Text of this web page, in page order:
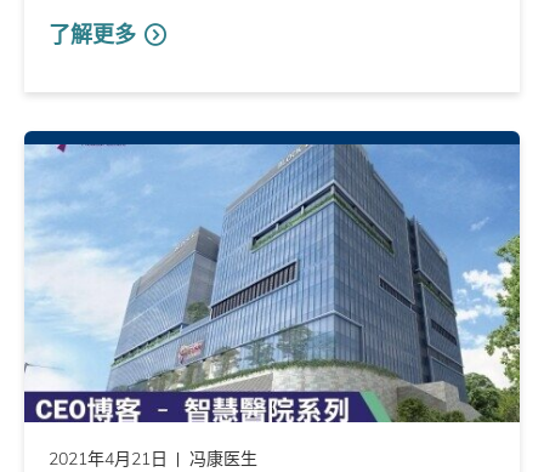
了解更多
2021年4月21日 冯康医生